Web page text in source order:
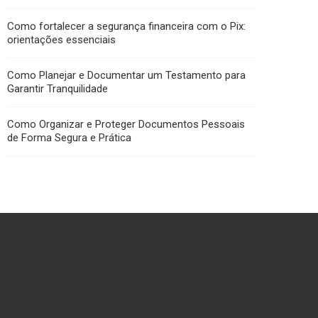
Como fortalecer a segurança financeira com o Pix:
orientações essenciais
Como Planejar e Documentar um Testamento para
Garantir Tranquilidade
Como Organizar e Proteger Documentos Pessoais
de Forma Segura e Prática